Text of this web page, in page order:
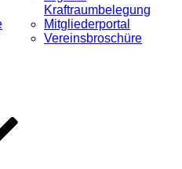
Kraftraumbelegung
Mitgliederportal
Vereinsbroschüre